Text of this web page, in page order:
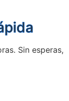
Sin esperas,